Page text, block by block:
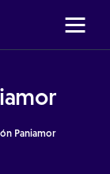
Paniamor